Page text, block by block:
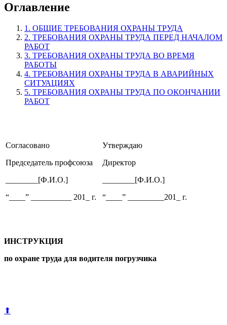
Оглавление
1. ОБЩИЕ ТРЕБОВАНИЯ ОХРАНЫ ТРУДА
2. ТРЕБОВАНИЯ ОХРАНЫ ТРУДА ПЕРЕД НАЧАЛОМ
РАБОТ
3. ТРЕБОВАНИЯ ОХРАНЫ ТРУДА ВО ВРЕМЯ
РАБОТЫ
4. ТРЕБОВАНИЯ ОХРАНЫ ТРУДА В АВАРИЙНЫХ
СИТУАЦИЯХ
5. ТРЕБОВАНИЯ ОХРАНЫ ТРУДА ПО ОКОНЧАНИИ
РАБОТ
Согласовано
Председатель профсоюза
________[Ф.И.О.]
“____” __________ 201_ г.
Утверждаю
Директор
________[Ф.И.О.]
“____” _________201_ г.
ИНСТРУКЦИЯ
по охране труда для водителя погрузчика
⬆